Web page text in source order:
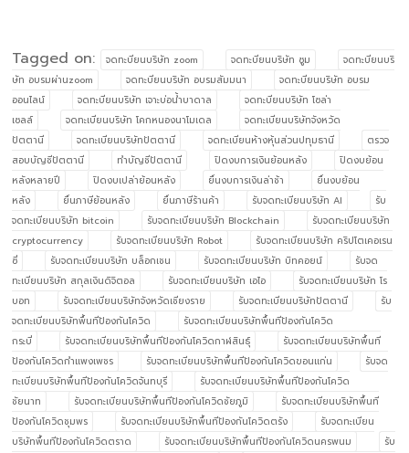
Tagged on: จดทะบียนบริษัท zoom จดทะบียนบริษัท ซูม
จดทะบียนบริ
ษัท อบรมผ่านzoom
จดทะบียนบริษัท อบรมสัมมนา
จดทะบียนบริษัท อบรม
ออนไลน์
จดทะบียนบริษัท เจาะบ่อน้ำบาดาล
จดทะบียนบริษัท โซล่า
เซลล์
จดทะเบียนบริษัท โคกหนองนาโมเดล
จดทะเบียนบริษัทจังหวัด
ปัตตานี
จดทะเบียนบริษัทปัตตานี จดทะเบียนห้างหุ้นส่วนปทุมธานี
ตรวจ
สอบบัญชีปัตตานี
ทำบัญชีปัตตานี ปิดงบการเงินย้อนหลัง
ปิดงบย้อน
หลังหลายปี
ปิดงบเปล่าย้อนหลัง ยื่นงบการเงินล่าช้า
ยื่นงบย้อน
หลัง
ยื่นภาษีย้อนหลัง ยื่นภาษีร้านค้า รับจดทะเบียนบริษัท AI
รับ
จดทะเบียนบริษัท bitcoin
รับจดทะเบียนบริษัท Blockchain
รับจดทะเบียนบริษัท
cryptocurrency
รับจดทะเบียนบริษัท Robot
รับจดทะเบียนบริษัท คริปโตเคอเรน
ซี่
รับจดทะเบียนบริษัท บล็อกเชน รับจดทะเบียนบริษัท บิทคอยน์
รับจด
ทะเบียนบริษัท สกุลเงินดิจิตอล
รับจดทะเบียนบริษัท เอไอ
รับจดทะเบียนบริษัท โร
บอท
รับจดทะเบียนบริษัทจังหวัดเชียงราย รับจดทะเบียนบริษัทปัตตานี
รับ
จดทะเบียนบริษัทพื้นทีป้องกันโควิด
รับจดทะเบียนบริษัทพื้นทีป้องกันโควิด
กระบี่
รับจดทะเบียนบริษัทพื้นทีป้องกันโควิดกาฬสินธุ์
รับจดทะเบียนบริษัทพื้นที
ป้องกันโควิดกำแพงเพชร
รับจดทะเบียนบริษัทพื้นทีป้องกันโควิดขอนแก่น
รับจด
ทะเบียนบริษัทพื้นทีป้องกันโควิดจันทบุรี
รับจดทะเบียนบริษัทพื้นทีป้องกันโควิด
ชัยนาท
รับจดทะเบียนบริษัทพื้นทีป้องกันโควิดชัยภูมิ
รับจดทะเบียนบริษัทพื้นที
ป้องกันโควิดชุมพร
รับจดทะเบียนบริษัทพื้นทีป้องกันโควิดตรัง
รับจดทะเบียน
บริษัทพื้นทีป้องกันโควิดตราด
รับจดทะเบียนบริษัทพื้นทีป้องกันโควิดนครพนม
รับ